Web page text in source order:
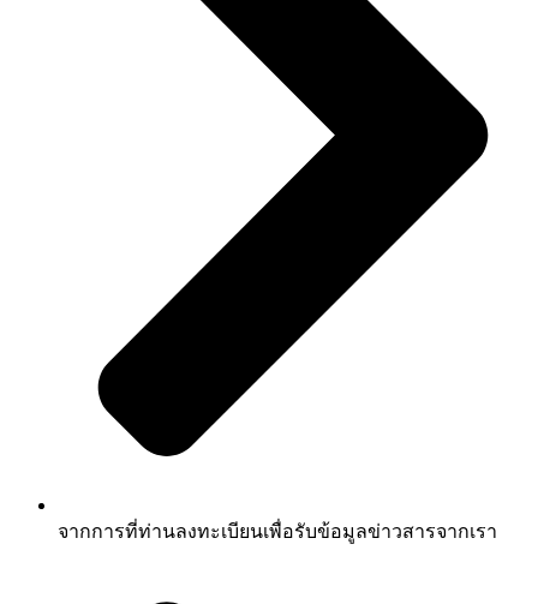
จากการที่ท่านลงทะเบียนเพื่อรับข้อมูลข่าวสารจากเรา